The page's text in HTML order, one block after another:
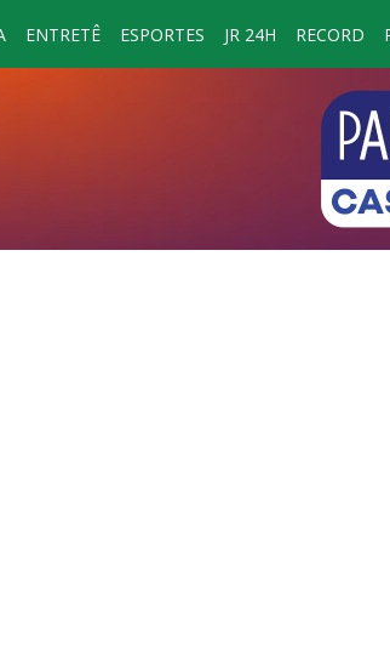
ENTRETÊ ESPORTES JR 24H RECORD